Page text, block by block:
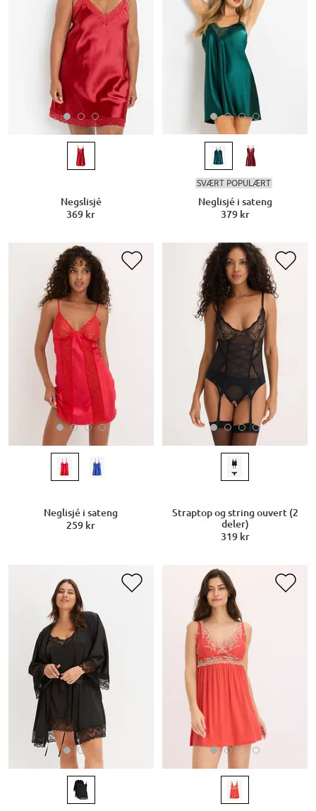
Negslisjé
369 kr
SVÆRT POPULÆRT
Neglisjé i sateng
379 kr
Neglisjé i sateng
259 kr
Straptop og string ouvert (2
deler)
319 kr